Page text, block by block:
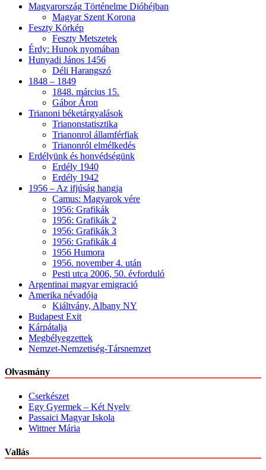
Magyarország Történelme Dióhéjban
Magyar Szent Korona
Feszty Körkép
Feszty Metszetek
Érdy: Hunok nyomában
Hunyadi János 1456
Déli Harangszó
1848 – 1849
1848. március 15.
Gábor Áron
Trianoni béketárgyalások
Trianonstatisztika
Trianonrol államférfiak
Trianonról elmélkedés
Erdélyünk és honvédségünk
Erdély 1940
Erdély 1942
1956 – Az ifjúság hangja
Camus: Magyarok vére
1956: Grafikák
1956: Grafikák 2
1956: Grafikák 3
1956: Grafikák 4
1956 Humora
1956. november 4. után
Pesti utca 2006, 50. évforduló
Argentinai magyar emigració
Amerika névadója
Kiáltvány, Albany NY
Budapest Exit
Kárpátalja
Megbélyegzettek
Nemzet-Nemzetiség-Társnemzet
Olvasmány
Cserkészet
Egy Gyermek – Két Nyelv
Passaici Magyar Iskola
Wittner Mária
Vallás